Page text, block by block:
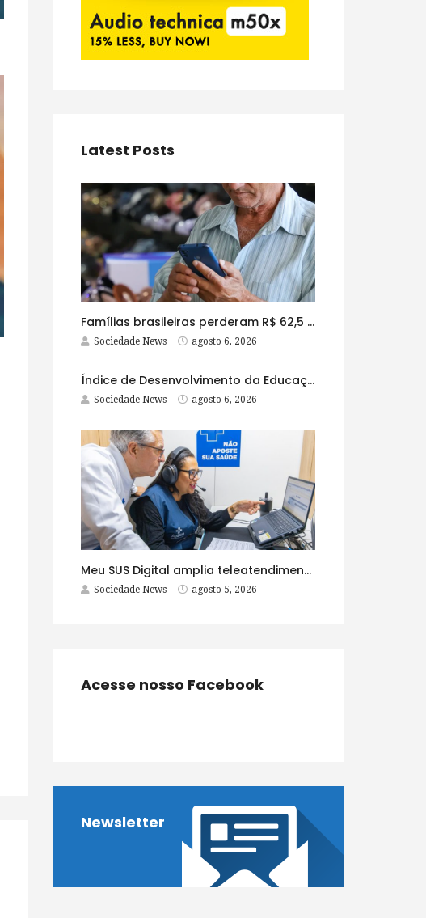
Latest Posts
Famílias brasileiras perderam R$ 62,5 bilhões para bets em 2025
Sociedade News agosto 6, 2026
Índice de Desenvolvimento da Educação Básica tem elevação em todas as etapas
Sociedade News agosto 6, 2026
Meu SUS Digital amplia teleatendimentos para pessoas com problemas com jogos e apostas
Sociedade News agosto 5, 2026
Acesse nosso Facebook
Newsletter